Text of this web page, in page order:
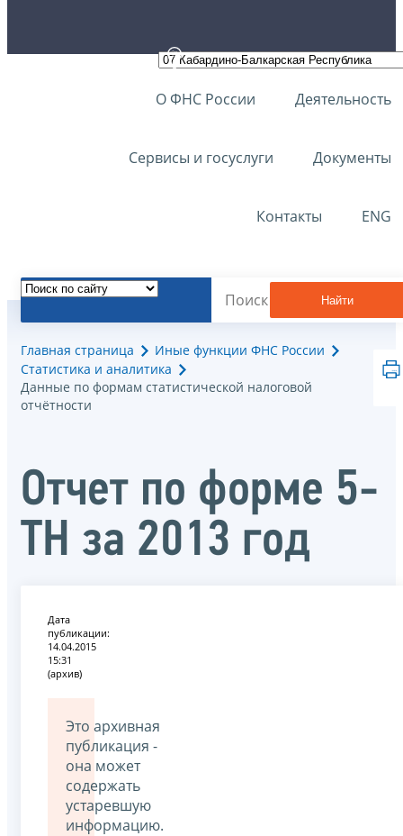
О ФНС России Деятельность
Сервисы и госуслуги Документы
Контакты ENG
Найти
Главная страница
Иные функции ФНС России
Статистика и аналитика
Данные по формам статистической налоговой
отчётности
Отчет по форме 5-
ТН за 2013 год
Дата
публикации:
14.04.2015
15:31
(архив)
Это архивная
публикация -
она может
содержать
устаревшую
информацию.